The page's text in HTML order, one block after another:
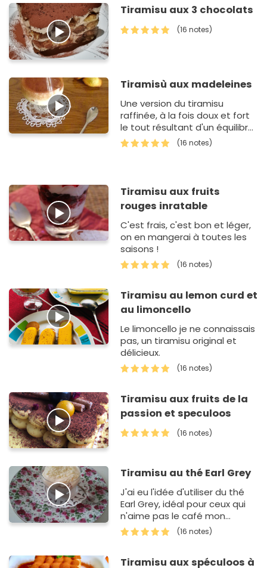
Tiramisu aux 3 chocolats
(16 notes)
Tiramisù aux madeleines
Une version du tiramisu
raffinée, à la fois doux et fort
le tout résultant d'un équilibre
de saveurs à faire frétiller les
papilles.
(16 notes)
Tiramisu aux fruits
rouges inratable
C'est frais, c'est bon et léger,
on en mangerai à toutes les
saisons !
(16 notes)
Tiramisu au lemon curd et
au limoncello
Le limoncello je ne connaissais
pas, un tiramisu original et
délicieux.
(16 notes)
Tiramisu aux fruits de la
passion et speculoos
(16 notes)
Tiramisu au thé Earl Grey
J'ai eu l'idée d'utiliser du thé
Earl Grey, idéal pour ceux qui
n'aime pas le café mon
préféré étant le Lady Grey de
Twinnings ou le Russian Earl
(16 notes)
Tiramisu aux spéculoos à